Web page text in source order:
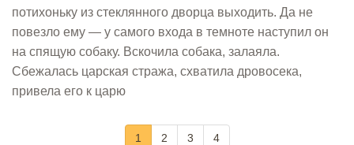
потихоньку из стеклянного дворца выходить. Да не
повезло емy — у самого входа в темноте наступил он
на спящую собаку. Вскочила собака, залаяла.
Сбежалась царская стража, схватила дровосека,
привела его к царю
1 2 3 4